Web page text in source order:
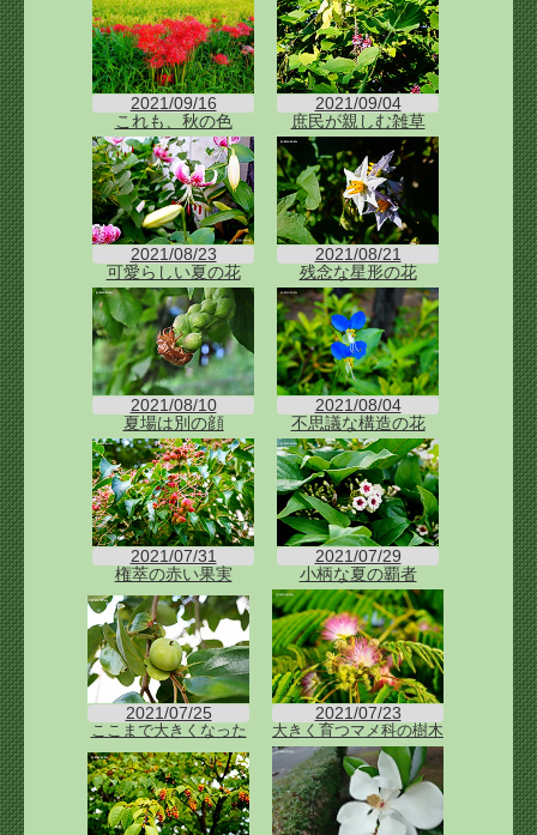
2021/09/16
これも、秋の色
2021/09/04
庶民が親しむ雑草
2021/08/23
可愛らしい夏の花
2021/08/21
残念な星形の花
2021/08/10
夏場は別の顔
2021/08/04
不思議な構造の花
2021/07/31
権萃の赤い果実
2021/07/29
小柄な夏の覇者
2021/07/25
ここまで大きくなった
2021/07/23
大きく育つマメ科の樹木